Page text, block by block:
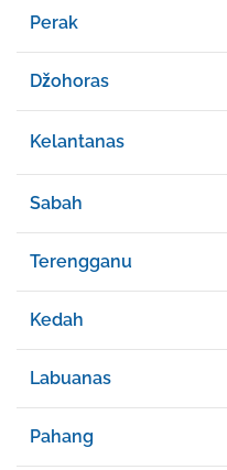
Perak
Džohoras
Kelantanas
Sabah
Terengganu
Kedah
Labuanas
Pahang